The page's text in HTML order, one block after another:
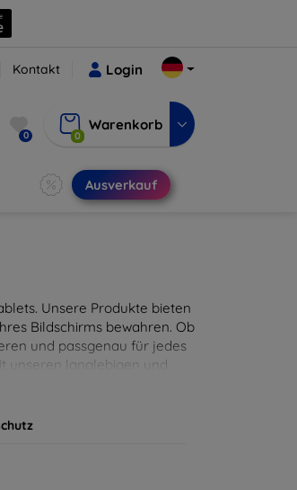
Kontakt Login
0 0
Warenkorb
Ausverkauf
Unsere Produkte bieten
Bildschirms bewahren. Ob
und passgenau für jedes
unseren langlebigen und